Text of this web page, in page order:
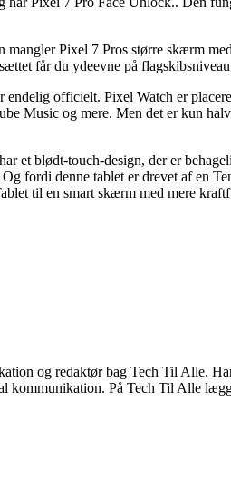
Pixel 7 Pros større skærm
får du ydeevne på
endelig officielt. Pixel Watch er
Music og mere. Men det er kun
et blødt-touch-design, der er
fordi denne tablet er drevet af en
til en smart skærm med mere
og redaktør bag Tech Til Alle.
kommunikation. På Tech Til Alle